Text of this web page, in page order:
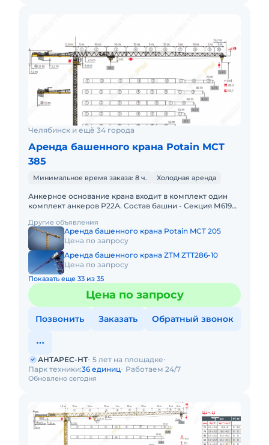
Челябинск и ещё 34 города
Аренда башенного крана Potain MCT
385
Минимальное время заказа: 8 ч. Холодная аренда
Анкерное основание крана входит в комплект один
комплект анкеров Р22А. Состав башни - Секция М619А
Другие объявления
Аренда башенного крана Potain MCT 205
Цена по запросу
Аренда башенного крана ZTM ZTT286-10
Цена по запросу
Показать еще 33 из 35
Цена по запросу
Позвонить Заказать Обратный звонок
Обновлено сегодня
АНТАРЕС-НТ 5 лет на площадке
Парк техники:36 единиц Работаем 24/7